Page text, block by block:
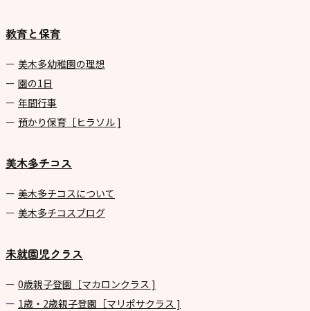
教育と保育
美⽊多幼稚園の理想
園の1⽇
年間⾏事
預かり保育［ヒラソル ]
美木多チコス
美⽊多チコスについて
美⽊多チコスブログ
未就園児クラス
0歳親子登園［マカロンクラス ]
1歳・2歳親子登園［マリポサクラス ]